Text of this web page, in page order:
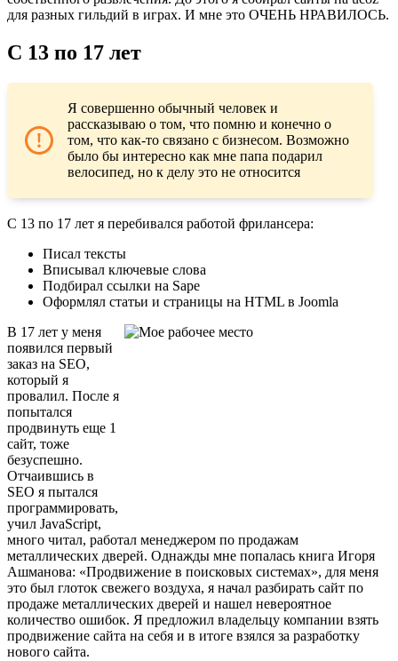
для разных гильдий в играх. И мне это ОЧЕНЬ НРАВИЛОСЬ.
С 13 по 17 лет
Я совершенно обычный человек и
рассказываю о том, что помню и конечно о
том, что как-то связано с бизнесом. Возможно
было бы интересно как мне папа подарил
велосипед, но к делу это не относится
С 13 по 17 лет я перебивался работой фрилансера:
Писал тексты
Вписывал ключевые слова
Подбирал ссылки на Sape
Оформлял статьи и страницы на HTML в Joomla
В 17 лет у меня
появился первый
заказ на SEO,
который я
провалил. После я
попытался
продвинуть еще 1
сайт, тоже
безуспешно.
Отчаившись в
SEO я пытался
программировать,
учил JavaScript,
много читал, работал менеджером по продажам
металлических дверей. Однажды мне попалась книга Игоря
Ашманова: «Продвижение в поисковых системах», для меня
это был глоток свежего воздуха, я начал разбирать сайт по
продаже металлических дверей и нашел невероятное
количество ошибок. Я предложил владельцу компании взять
продвижение сайта на себя и в итоге взялся за разработку
нового сайта.